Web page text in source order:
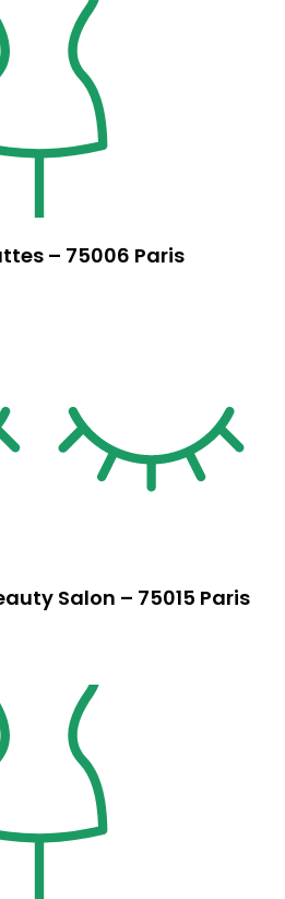
– 75006 Paris
Salon – 75015 Paris